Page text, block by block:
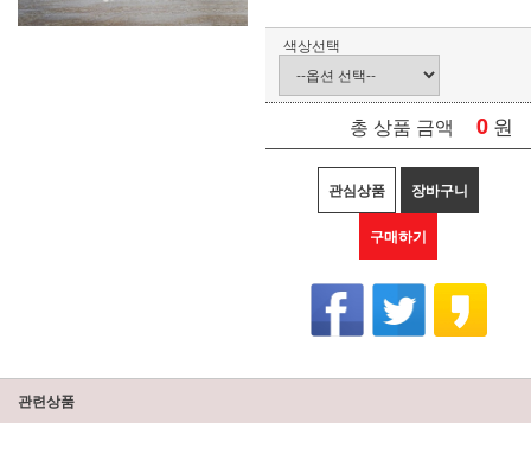
색상선택
총 상품 금액 0 원
관심상품 장바구니
구매하기
관련상품